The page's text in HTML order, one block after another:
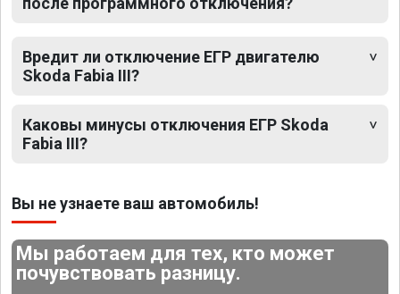
Вредит ли отключение ЕГР двигателю
Skoda Fabia III?
Каковы минусы отключения ЕГР Skoda
Fabia III?
Вы не узнаете ваш автомобиль!
Мы работаем для тех, кто может
почувствовать разницу.